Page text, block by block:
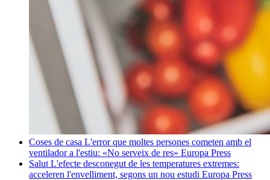
Coses de casa L'error que moltes persones cometen amb el
ventilador a l'estiu: «No serveix de res» Europa Press
Salut L'efecte desconegut de les temperatures extremes:
acceleren l'envelliment, segons un nou estudi Europa Press